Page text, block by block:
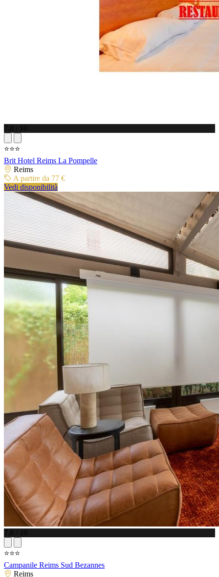
7.8 / 10
⭐⭐⭐
Brit Hotel Reims La Pompelle
Reims
A partire da 77 €
Vedi disponibilità
7.8 / 10
⭐⭐⭐
Campanile Reims Sud Bezannes
Reims